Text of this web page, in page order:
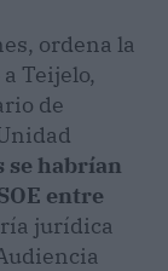
ordena la
Teijelo,
de
se habrían
entre
jurídica